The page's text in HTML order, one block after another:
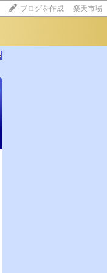
ブログを作成 楽天市場